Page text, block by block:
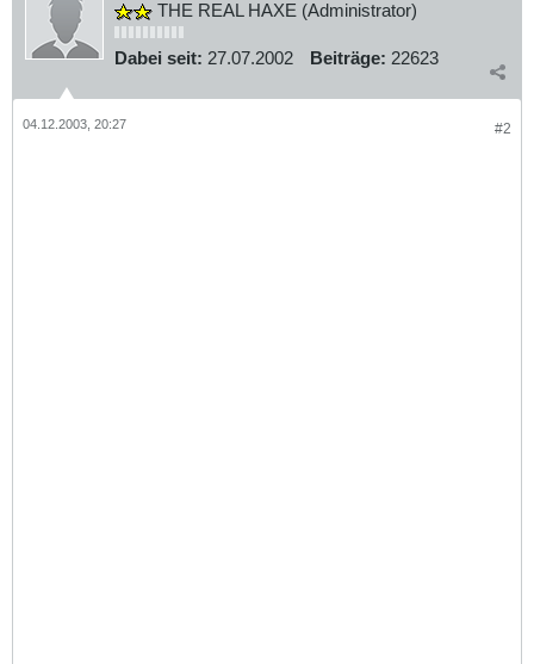
THE REAL HAXE (Administrator)
Dabei seit: 27.07.2002 Beiträge: 22623
#2
04.12.2003, 20:27